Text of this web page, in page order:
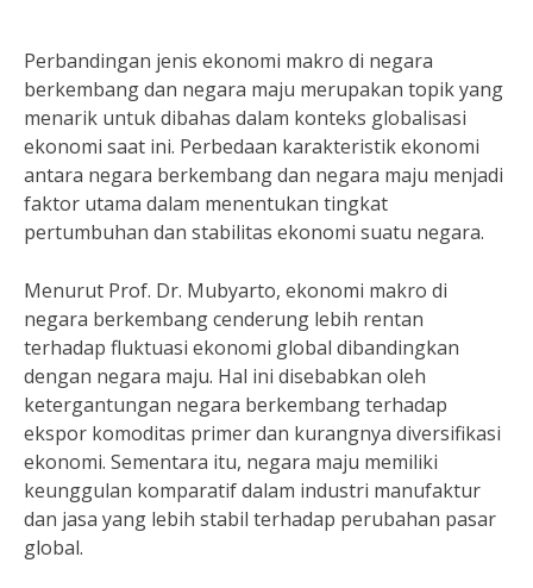
Perbandingan jenis ekonomi makro di negara
berkembang dan negara maju merupakan topik yang
menarik untuk dibahas dalam konteks globalisasi
ekonomi saat ini. Perbedaan karakteristik ekonomi
antara negara berkembang dan negara maju menjadi
faktor utama dalam menentukan tingkat
pertumbuhan dan stabilitas ekonomi suatu negara.
Menurut Prof. Dr. Mubyarto, ekonomi makro di
negara berkembang cenderung lebih rentan
terhadap fluktuasi ekonomi global dibandingkan
dengan negara maju. Hal ini disebabkan oleh
ketergantungan negara berkembang terhadap
ekspor komoditas primer dan kurangnya diversifikasi
ekonomi. Sementara itu, negara maju memiliki
keunggulan komparatif dalam industri manufaktur
dan jasa yang lebih stabil terhadap perubahan pasar
global.